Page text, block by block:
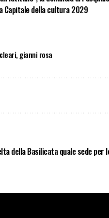
Capitale della cultura 2029
, gianni rosa
della Basilicata quale sede per